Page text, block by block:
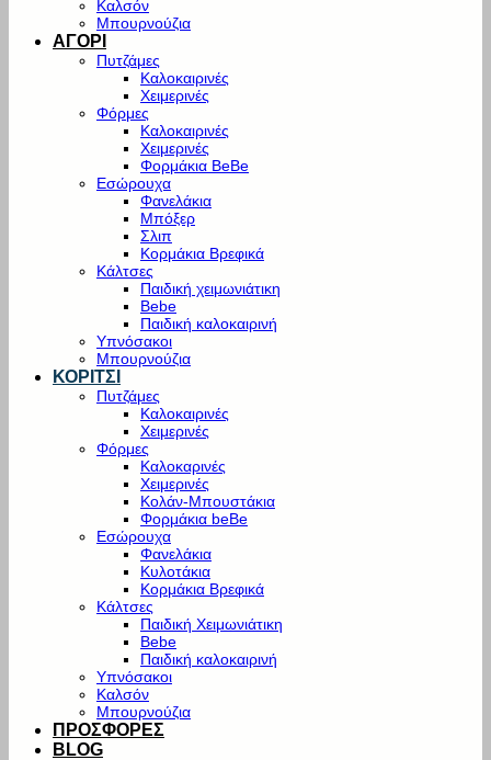
Καλσόν
Μπουρνούζια
ΑΓΟΡΙ
Πυτζάμες
Καλοκαιρινές
Χειμερινές
Φόρμες
Καλοκαιρινές
Χειμερινές
Φορμάκια BeBe
Εσώρουχα
Φανελάκια
Μπόξερ
Σλιπ
Κορμάκια Βρεφικά
Κάλτσες
Παιδική χειμωνιάτικη
Bebe
Παιδική καλοκαιρινή
Υπνόσακοι
Μπουρνούζια
ΚΟΡΙΤΣΙ
Πυτζάμες
Καλοκαιρινές
Χειμερινές
Φόρμες
Καλοκαρινές
Χειμερινές
Κολάν-Μπουστάκια
Φορμάκια beBe
Εσώρουχα
Φανελάκια
Κυλοτάκια
Κορμάκια Βρεφικά
Κάλτσες
Παιδική Χειμωνιάτικη
Bebe
Παιδική καλοκαιρινή
Υπνόσακοι
Καλσόν
Μπουρνούζια
ΠΡΟΣΦΟΡΕΣ
BLOG